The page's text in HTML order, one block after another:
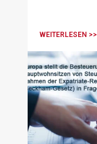
WEITERLESEN >>